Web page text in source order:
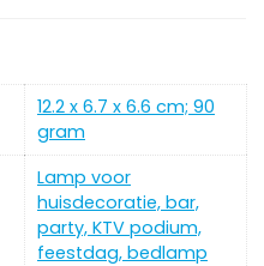
‎12.2 x 6.7 x 6.6 cm; 90
gram
‎Lamp voor
huisdecoratie, bar,
party, KTV podium,
feestdag, bedlamp